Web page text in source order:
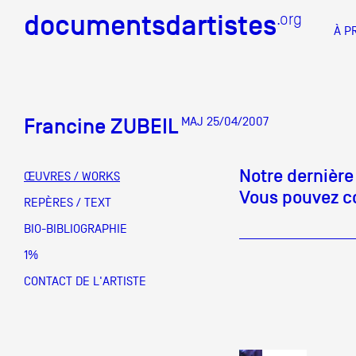
documentsdartistes.org
À
DOCUMENTS D'ARTISTES PACA
DE A
documentsdartistes.org
Équipe
Partenaires
Crédits
Actions
Francine ZUBEIL MAJ 25/04/2007
ŒUVRES / WORKS
REPÈRES / TEXT
BIO-BIBLIOGRAPHIE
1%
CONTACT DE L'ARTISTE
Notre
Vous pouvez